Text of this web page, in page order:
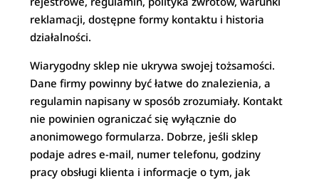
reklamacji, dostępne formy kontaktu i historia
działalności.
Wiarygodny sklep nie ukrywa swojej tożsamości.
Dane firmy powinny być łatwe do znalezienia, a
regulamin napisany w sposób zrozumiały. Kontakt
nie powinien ograniczać się wyłącznie do
anonimowego formularza. Dobrze, jeśli sklep
podaje adres e-mail, numer telefonu, godziny
pracy obsługi klienta i informacje o tym, jak